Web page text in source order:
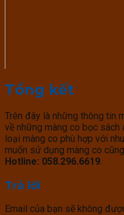
Tổng kết
Trên đây là những thông tin
về những màng co bọc sách
loại màng co phù hợp với
muốn sử dụng màng co
Hotline: 058.296.6619.
Trả lời
Email của bạn sẽ không